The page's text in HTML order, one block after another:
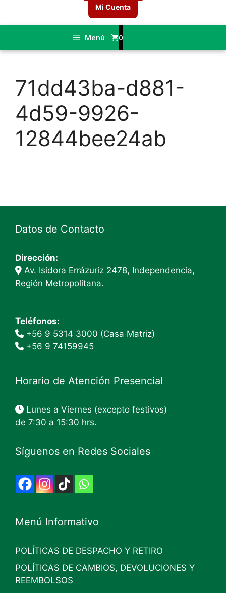
Mi Cuenta
Menú 0
71dd43ba-d881-
4d59-9926-
12844bee24ab
Datos de Contacto
Dirección:
Av. Isidora Errázuriz 2478, Independencia,
Región Metropolitana.
Teléfonos:
+56 9 5314 3000 (Casa Matriz)
+56 9 74159945
Horario de Atención Presencial
Lunes a Viernes (excepto festivos)
de 7:30 a 15:30 hrs.
Síguenos en Redes Sociales
Menú Informativo
POLÍTICAS DE DESPACHO Y RETIRO
POLÍTICAS DE CAMBIOS, DEVOLUCIONES Y
REEMBOLSOS